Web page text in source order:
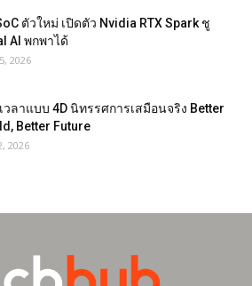
ตัวใหม่ เปิดตัว Nvidia RTX Spark ชู
AI พกพาได้
2026
วลาแบบ 4D นิทรรศการเสมือนจริง Better
Better Future
2026